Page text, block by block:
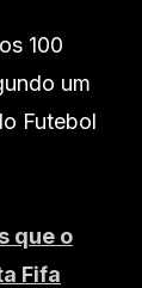
100
um
Futebol
que o
Fifa